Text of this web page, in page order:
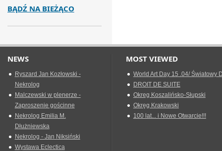
BĄDŹ NA BIEŻĄCO
NEWS
Ryszard Jan Kozłowski -
Nekrolog
Malczewski w plenerze -
Zaproszenie gościnne
Nekrolog Emilia M.
Dłużniewska
Nekrolog - Jan Niksiński
Wystawa Eclectica
MOST VIEWED
World Art Day 15 .04/ Światowy
DROIT DE SUITE
Okreg Koszalińsko-Słupski
Okręg Krakowski
100 lat... i Nowe Otwarcie!!!